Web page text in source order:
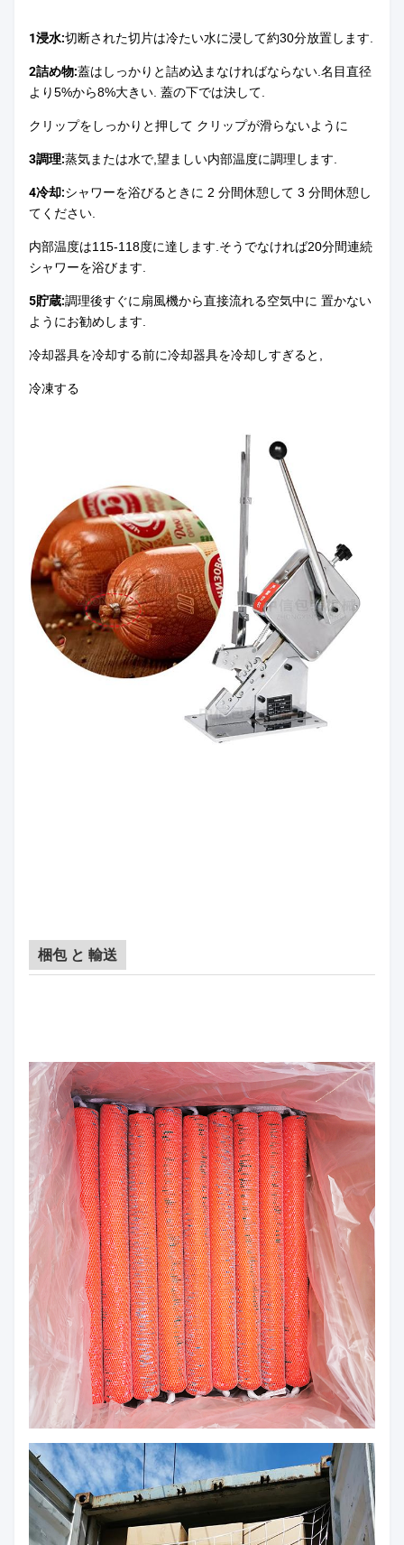
1浸水:切断された切片は冷たい水に浸して約30分放置します.
2詰め物:蓋はしっかりと詰め込まなければならない.名目直径
より5%から8%大きい. 蓋の下では決して.
クリップをしっかりと押して クリップが滑らないように
3調理:蒸気または水で,望ましい内部温度に調理します.
4冷却:シャワーを浴びるときに 2 分間休憩して 3 分間休憩し
てください.
内部温度は115-118度に達します.そうでなければ20分間連続
シャワーを浴びます.
5貯蔵:調理後すぐに扇風機から直接流れる空気中に 置かない
ようにお勧めします.
冷却器具を冷却する前に冷却器具を冷却しすぎると,
冷凍する
梱包 と 輸送